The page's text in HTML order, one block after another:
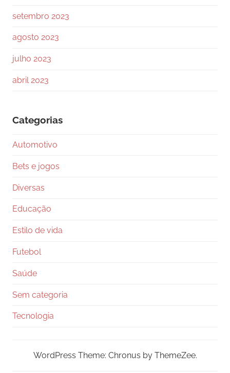
setembro 2023
agosto 2023
julho 2023
abril 2023
Categorias
Automotivo
Bets e jogos
Diversas
Educação
Estilo de vida
Futebol
Saúde
Sem categoria
Tecnologia
WordPress Theme: Chronus by ThemeZee.